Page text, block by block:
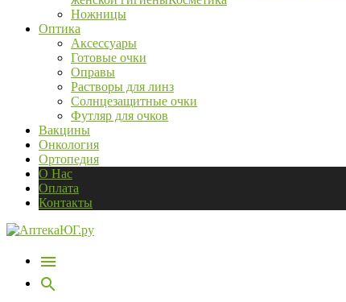
Ножницы
Оптика
Аксессуары
Готовые очки
Оправы
Растворы для линз
Солнцезащитные очки
Футляр для очков
Вакцины
Онкология
Ортопедия
О Нас
Оплата
Контакты